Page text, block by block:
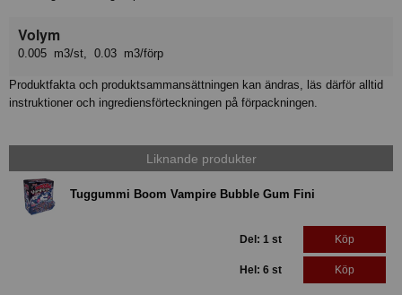
Volym
0.005 m3/st, 0.03 m3/förp
Produktfakta och produktsammansättningen kan ändras, läs därför alltid
instruktioner och ingrediensförteckningen på förpackningen.
Liknande produkter
Tuggummi Boom Vampire Bubble Gum Fini
Del: 1 st Köp
Hel: 6 st Köp